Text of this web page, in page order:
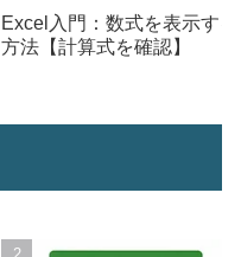
Excel入門：数式を表示する
方法【計算式を確認】